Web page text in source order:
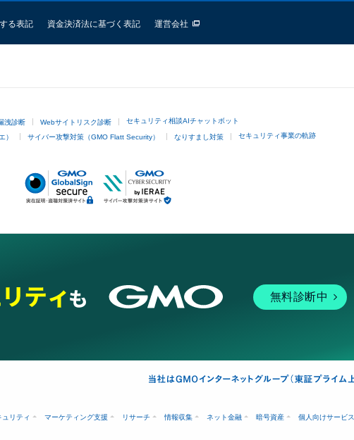
る表記 資金決済法に基づく表記 運営会社
洩診断 Webサイトリスク診断 セキュリティ相談AIチャットボット
） サイバー攻撃対策（GMO Flatt Security） なりすまし対策 セキュリティ事業の軌跡
無料診断中
ュリティ マーケティング支援 リサーチ 情報収集 ネット金融 暗号資産 個人向けサービス